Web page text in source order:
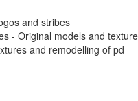
and stribes
- Original models and
and remodelling of pd